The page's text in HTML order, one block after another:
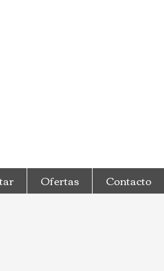
Ofertas Contacto